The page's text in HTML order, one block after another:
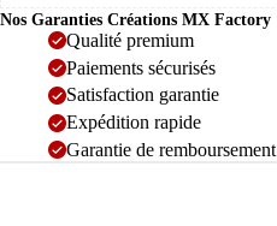
Nos Garanties Créations MX Factory
Qualité premium
Paiements sécurisés
Satisfaction garantie
Expédition rapide
Garantie de remboursement